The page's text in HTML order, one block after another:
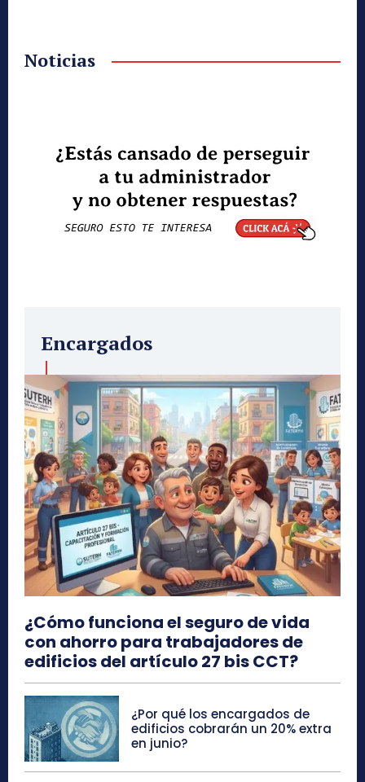
Noticias
Encargados
¿Cómo funciona el seguro de vida
con ahorro para trabajadores de
edificios del artículo 27 bis CCT?
¿Por qué los encargados de
edificios cobrarán un 20% extra
en junio?